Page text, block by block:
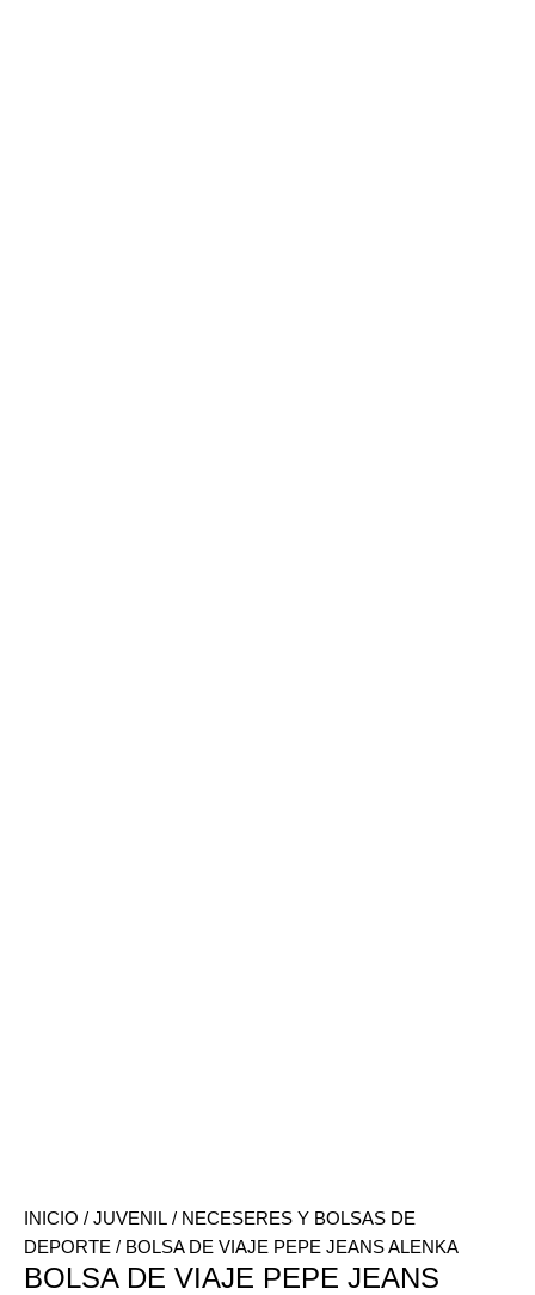
INICIO / JUVENIL / NECESERES Y BOLSAS DE
DEPORTE / BOLSA DE VIAJE PEPE JEANS ALENKA
BOLSA DE VIAJE PEPE JEANS